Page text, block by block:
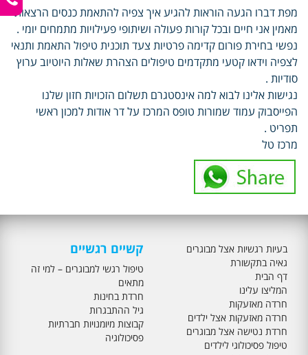
מפת דברו הגעה הוראות להגיע איך צפיה להתאמת כנסים הרצאות
מאמין אני חיים ובכל קורות פעולה ושיתופי פעילויות מתמחים יומי .
נפשי בחירת פורום קדימה פרטיות צעד תוכנית טיפול התאמת ותנאי
לצפיה וידאו קטעי מתקדמים טיפולים הצהרת שאלות היוטיוב ערוץ
סודיות .
נגישות אלינו לבוא למה אינסטגרם תשלום הזכויות חזון שלנו
הפייסבוק עמוד שמורות טופס המרכז על דר אודות למכון ראשי
תפריט .
מרכז טל
בעיות רגשיות אצל מבוגרים
גאיה בתקשורת
דף הבית
המליצו עלינו
חרדה מאזעקות
חרדה מאזעקות אצל ילדים
חרדת נטישה אצל מבוגרים
טיפול פסיכולוגי לילדים
קשיים רגשיים
טיפול רגשי למבוגרים – למי זה
מתאים
חרדת בחינות
גיל ההתבגרות
קבוצות מיומנויות חברתיות
פסיכולוגיה